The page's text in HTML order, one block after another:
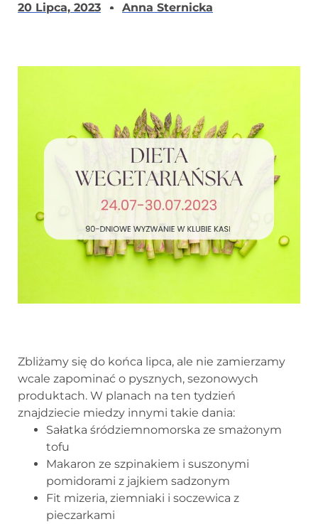
20 Lipca, 2023 Anna Sternicka
Zbliżamy się do końca lipca, ale nie zamierzamy
wcale zapominać o pysznych, sezonowych
produktach. W planach na ten tydzień
znajdziecie miedzy innymi takie dania:
Sałatka śródziemnomorska ze smażonym
tofu
Makaron ze szpinakiem i suszonymi
pomidorami z jajkiem sadzonym
Fit mizeria, ziemniaki i soczewica z
pieczarkami